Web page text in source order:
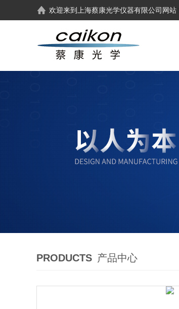
欢迎来到 上海蔡康光学仪器有限公司 网站
PRODUCTS 产品中心